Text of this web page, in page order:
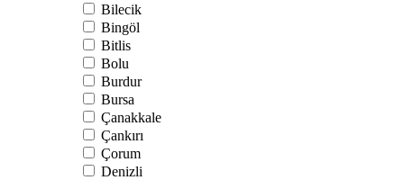
Bilecik
Bingöl
Bitlis
Bolu
Burdur
Bursa
Çanakkale
Çankırı
Çorum
Denizli